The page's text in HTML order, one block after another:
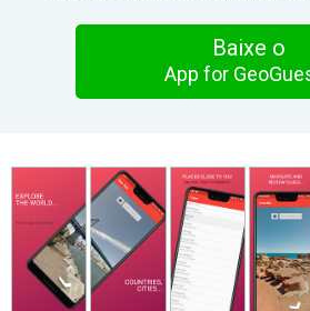
Baixe o
App for